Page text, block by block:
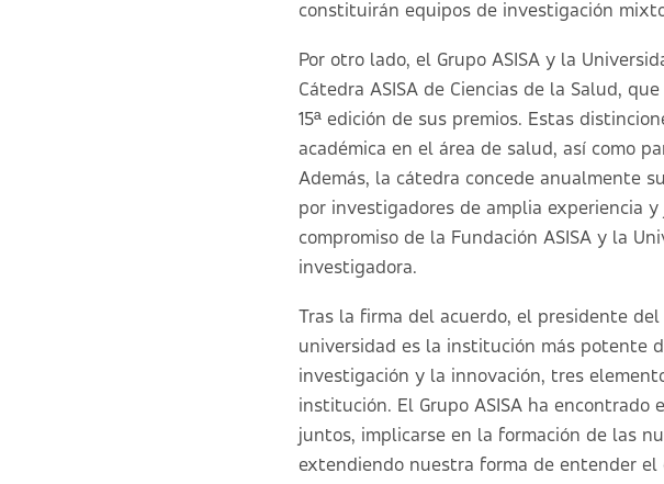
constituirán equipos de investigación
Por otro lado, el Grupo ASISA y la
Cátedra ASISA de Ciencias de la Salud,
15ª edición de sus premios. Estas
académica en el área de salud, así como
Además, la cátedra concede anualmente
por investigadores de amplia experiencia
compromiso de la Fundación ASISA y la
investigadora.
Tras la firma del acuerdo, el presidente del
universidad es la institución más potente
investigación y la innovación, tres
institución. El Grupo ASISA ha
juntos, implicarse en la formación de las
extendiendo nuestra forma de entender